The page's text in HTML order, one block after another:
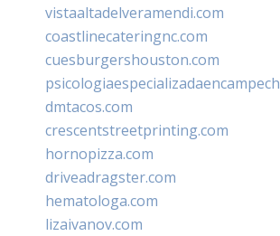
vistaaltadelveramendi.com
coastlinecateringnc.com
cuesburgershouston.com
dmtacos.com
crescentstreetprinting.com
hornopizza.com
driveadragster.com
hematologa.com
lizaivanov.com